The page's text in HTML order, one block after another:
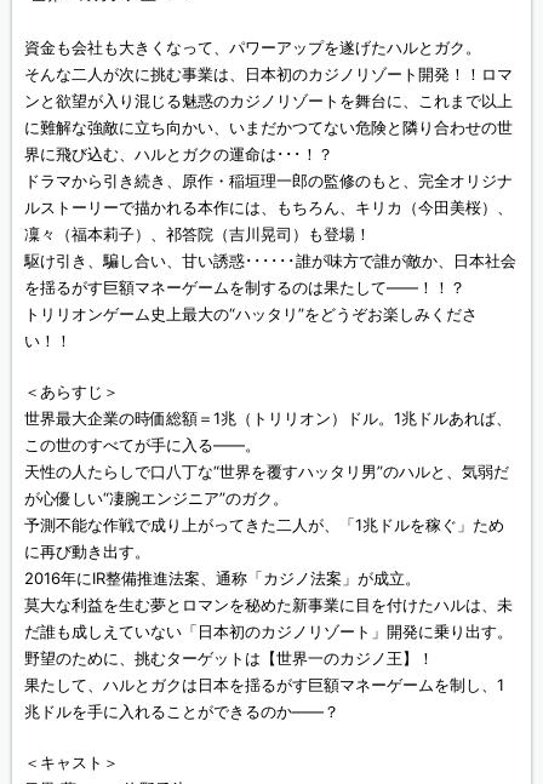
資金も会社も大きくなって、パワーアップを遂げたハルとガク。
そんな二人が次に挑む事業は、日本初のカジノリゾート開発！！ロマ
ンと欲望が入り混じる魅惑のカジノリゾートを舞台に、これまで以上
に難解な強敵に立ち向かい、いまだかつてない危険と隣り合わせの世
界に飛び込む、ハルとガクの運命は･･･！？
ドラマから引き続き、原作・稲垣理一郎の監修のもと、完全オリジナ
ルストーリーで描かれる本作には、もちろん、キリカ（今田美桜）、
凜々（福本莉子）、祁答院（吉川晃司）も登場！
駆け引き、騙し合い、甘い誘惑･･････誰が味方で誰が敵か、日本社会
を揺るがす巨額マネーゲームを制するのは果たして――！！？
トリリオンゲーム史上最大の“ハッタリ”をどうぞお楽しみくださ
い！！
＜あらすじ＞
世界最大企業の時価総額＝1兆（トリリオン）ドル。1兆ドルあれば、
この世のすべてが手に入る――。
天性の人たらしで口八丁な“世界を覆すハッタリ男”のハルと、気弱だ
が心優しい“凄腕エンジニア”のガク。
予測不能な作戦で成り上がってきた二人が、「1兆ドルを稼ぐ」ため
に再び動き出す。
2016年にIR整備推進法案、通称「カジノ法案」が成立。
莫大な利益を生む夢とロマンを秘めた新事業に目を付けたハルは、未
だ誰も成しえていない「日本初のカジノリゾート」開発に乗り出す。
野望のために、挑むターゲットは【世界一のカジノ王】！
果たして、ハルとガクは日本を揺るがす巨額マネーゲームを制し、1
兆ドルを手に入れることができるのか――？
＜キャスト＞